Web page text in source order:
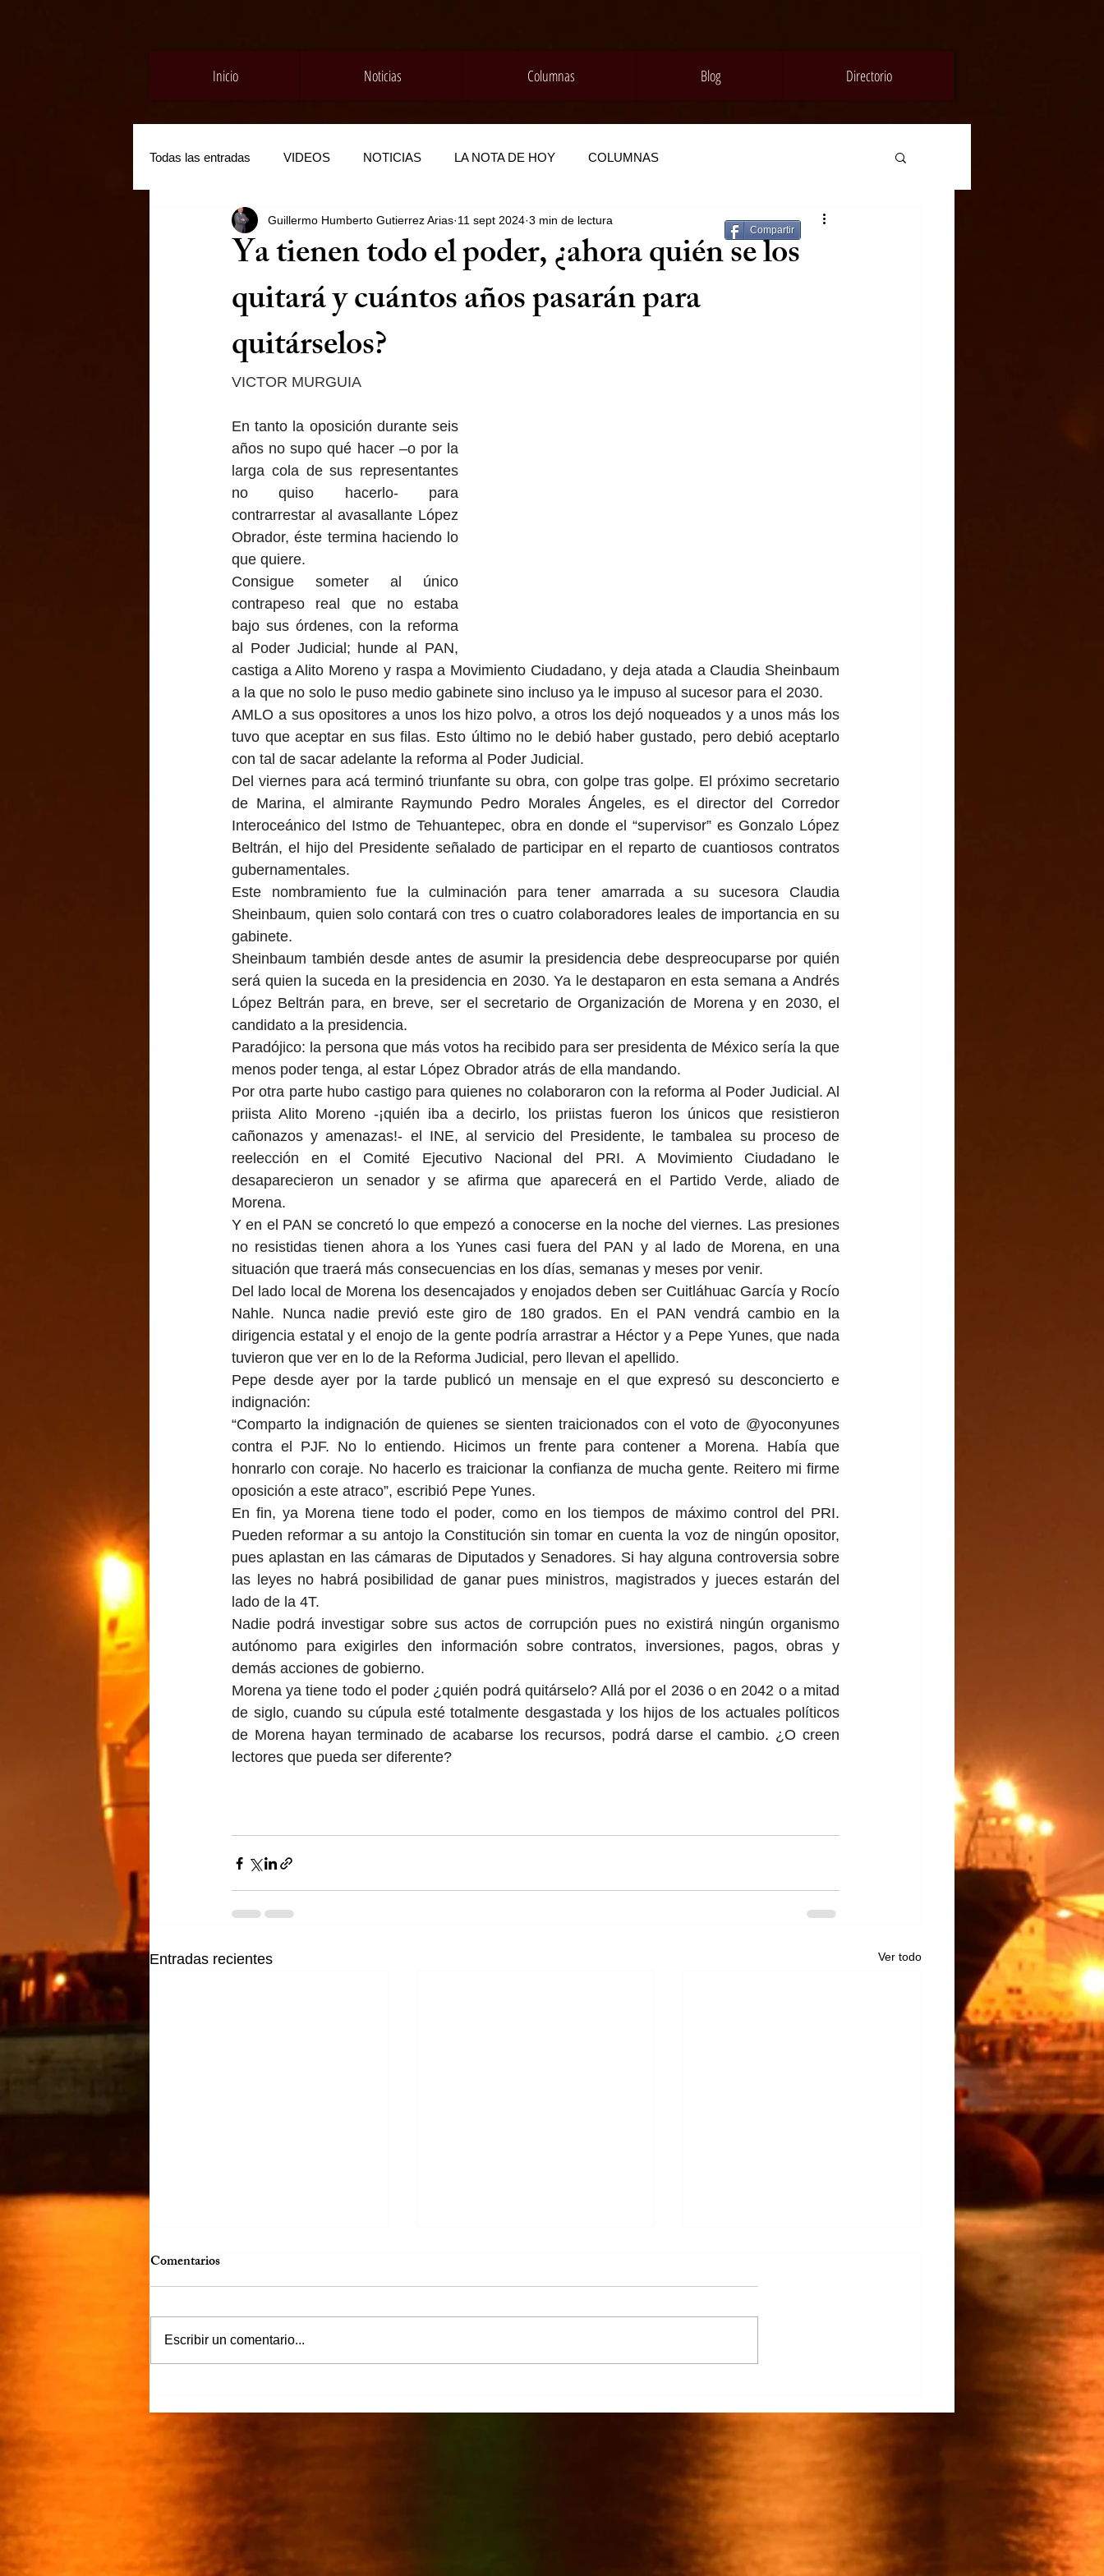
Inicio Noticias Columnas Blog Directorio
Todas las entradas VIDEOS NOTICIAS LA NOTA DE HOY COLUMNAS
Ya tienen todo el poder, ¿ahora quién se los
quitará y cuántos años pasarán para
quitárselos?
Guillermo Humberto Gutierrez Arias 11 sept 2024 3 min de lectura
VICTOR MURGUIA
En tanto la oposición durante seis
años no supo qué hacer –o por la
larga cola de sus representantes
no quiso hacerlo- para
contrarrestar al avasallante López
Obrador, éste termina haciendo lo
que quiere.
Consigue someter al único
contrapeso real que no estaba
bajo sus órdenes, con la reforma
al Poder Judicial; hunde al PAN,
castiga a Alito Moreno y raspa a Movimiento Ciudadano, y deja atada a Claudia Sheinbaum
a la que no solo le puso medio gabinete sino incluso ya le impuso al sucesor para el 2030.
AMLO a sus opositores a unos los hizo polvo, a otros los dejó noqueados y a unos más los
tuvo que aceptar en sus filas. Esto último no le debió haber gustado, pero debió aceptarlo
con tal de sacar adelante la reforma al Poder Judicial.
Del viernes para acá terminó triunfante su obra, con golpe tras golpe. El próximo secretario
de Marina, el almirante Raymundo Pedro Morales Ángeles, es el director del Corredor
Interoceánico del Istmo de Tehuantepec, obra en donde el “supervisor” es Gonzalo López
Beltrán, el hijo del Presidente señalado de participar en el reparto de cuantiosos contratos
gubernamentales.
Este nombramiento fue la culminación para tener amarrada a su sucesora Claudia
Sheinbaum, quien solo contará con tres o cuatro colaboradores leales de importancia en su
gabinete.
Sheinbaum también desde antes de asumir la presidencia debe despreocuparse por quién
será quien la suceda en la presidencia en 2030. Ya le destaparon en esta semana a Andrés
López Beltrán para, en breve, ser el secretario de Organización de Morena y en 2030, el
candidato a la presidencia.
Paradójico: la persona que más votos ha recibido para ser presidenta de México sería la que
menos poder tenga, al estar López Obrador atrás de ella mandando.
Por otra parte hubo castigo para quienes no colaboraron con la reforma al Poder Judicial. Al
priista Alito Moreno -¡quién iba a decirlo, los priistas fueron los únicos que resistieron
cañonazos y amenazas!- el INE, al servicio del Presidente, le tambalea su proceso de
reelección en el Comité Ejecutivo Nacional del PRI. A Movimiento Ciudadano le
desaparecieron un senador y se afirma que aparecerá en el Partido Verde, aliado de
Morena.
Y en el PAN se concretó lo que empezó a conocerse en la noche del viernes. Las presiones
no resistidas tienen ahora a los Yunes casi fuera del PAN y al lado de Morena, en una
situación que traerá más consecuencias en los días, semanas y meses por venir.
Del lado local de Morena los desencajados y enojados deben ser Cuitláhuac García y Rocío
Nahle. Nunca nadie previó este giro de 180 grados. En el PAN vendrá cambio en la
dirigencia estatal y el enojo de la gente podría arrastrar a Héctor y a Pepe Yunes, que nada
tuvieron que ver en lo de la Reforma Judicial, pero llevan el apellido.
Pepe desde ayer por la tarde publicó un mensaje en el que expresó su desconcierto e
indignación:
“Comparto la indignación de quienes se sienten traicionados con el voto de @yoconyunes
contra el PJF. No lo entiendo. Hicimos un frente para contener a Morena. Había que
honrarlo con coraje. No hacerlo es traicionar la confianza de mucha gente. Reitero mi firme
oposición a este atraco”, escribió Pepe Yunes.
En fin, ya Morena tiene todo el poder, como en los tiempos de máximo control del PRI.
Pueden reformar a su antojo la Constitución sin tomar en cuenta la voz de ningún opositor,
pues aplastan en las cámaras de Diputados y Senadores. Si hay alguna controversia sobre
las leyes no habrá posibilidad de ganar pues ministros, magistrados y jueces estarán del
lado de la 4T.
Nadie podrá investigar sobre sus actos de corrupción pues no existirá ningún organismo
autónomo para exigirles den información sobre contratos, inversiones, pagos, obras y
demás acciones de gobierno.
Morena ya tiene todo el poder ¿quién podrá quitárselo? Allá por el 2036 o en 2042 o a mitad
de siglo, cuando su cúpula esté totalmente desgastada y los hijos de los actuales políticos
de Morena hayan terminado de acabarse los recursos, podrá darse el cambio. ¿O creen
lectores que pueda ser diferente?
Entradas recientes Ver todo
Más claro… La Columna
Comentarios
Escribir un comentario...
Compartir